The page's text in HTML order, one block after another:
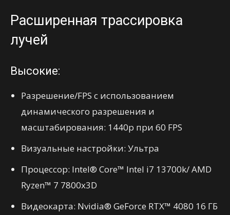
Расширенная трассировка
лучей
Высокие:
Разрешение/FPS с использованием
динамического разрешения и
масштабирования: 1440p при 60 FPS
Визуальные настройки: Ультра
Процессор: Intel® Core™ Intel i7 13700k/ AMD
Ryzen™ 7 7800x3D
Видеокарта: Nvidia® GeForce RTX™ 4080 16 ГБ